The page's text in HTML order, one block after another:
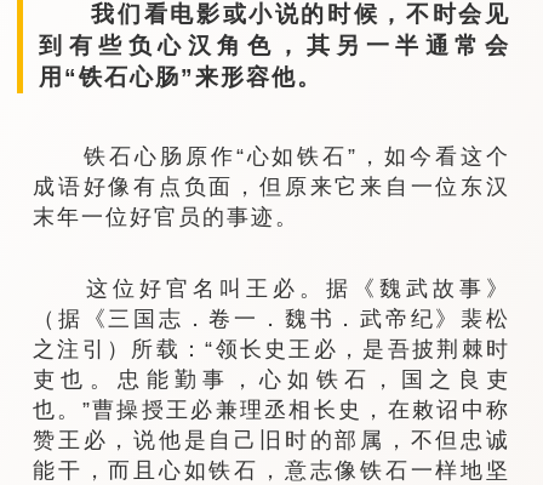
我们看电影或小说的时候，不时会见
到有些负心汉角色，其另一半通常会
用“铁石心肠”来形容他。
铁石心肠原作“心如铁石”，如今看这个
成语好像有点负面，但原来它来自一位东汉
末年一位好官员的事迹。
这位好官名叫王必。据《魏武故事》
（据《三国志．卷一．魏书．武帝纪》裴松
之注引）所载：“领长史王必，是吾披荆棘时
吏也。忠能勤事，心如铁石，国之良吏
也。”曹操授王必兼理丞相长史，在敕诏中称
赞王必，说他是自己旧时的部属，不但忠诚
能干，而且心如铁石，意志像铁石一样地坚